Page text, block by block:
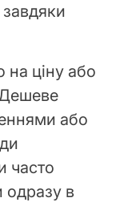
на ціну або
Дешеве
або
часто
одразу в